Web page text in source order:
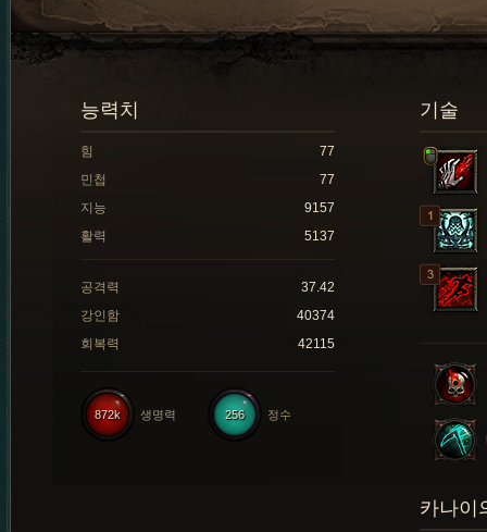
기술
능력치
힘
77
민첩
77
지능
9157
활력
5137
공격력
37.42
강인함
40374
회복력
42115
256 정수
872k 생명력
카나이